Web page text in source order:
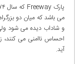
می باشد که میان دو
و شاداب دیده می شود ولی
احساس ناامنی می کنند،
آید.